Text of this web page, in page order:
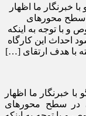
خبرنگار ما اظهار
در سطح محورهای
با توجه به اینکه
احداث این کارگاه
با هدف ارتقای […]
خبرنگار ما اظهار
نیوجرسی در سطح محورهای